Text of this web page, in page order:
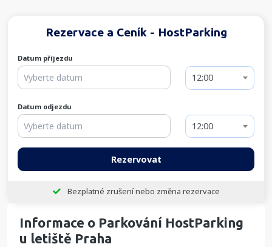
Informace o Parkování HostParking
u letiště Praha
Rezervace a Ceník - HostParking
Datum příjezdu
12:00
Datum odjezdu
12:00
Rezervovat
Bezplatné zrušení nebo změna rezervace